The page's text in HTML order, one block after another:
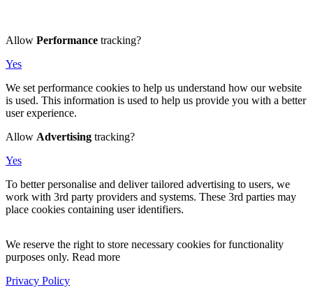
Allow Performance tracking?
Yes
We set performance cookies to help us understand how our website
is used. This information is used to help us provide you with a better
user experience.
Allow Advertising tracking?
Yes
To better personalise and deliver tailored advertising to users, we
work with 3rd party providers and systems. These 3rd parties may
place cookies containing user identifiers.
We reserve the right to store necessary cookies for functionality
purposes only. Read more
Privacy Policy